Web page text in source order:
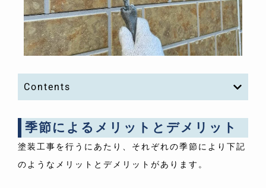
Contents
季節によるメリットとデメリット
塗装工事を行うにあたり、それぞれの季節により下記
のようなメリットとデメリットがあります。